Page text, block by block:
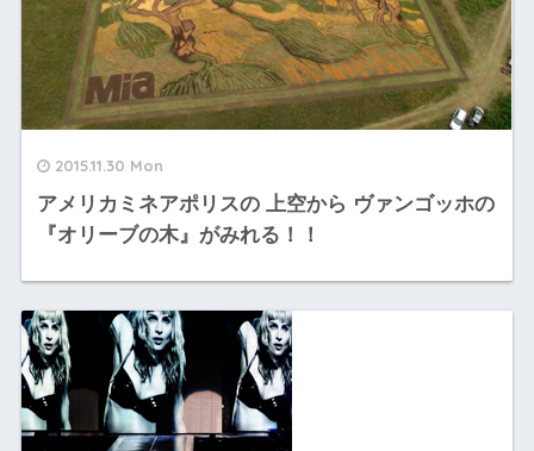
2015.11.30 Mon
アメリカミネアポリスの 上空から ヴァンゴッホの
『オリーブの木』がみれる！！